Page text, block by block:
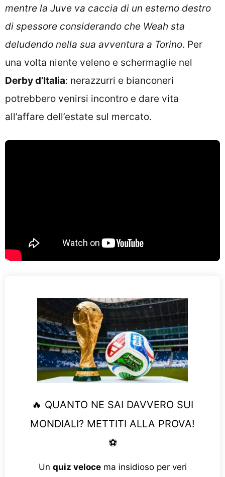
mentre la Juve va caccia di un esterno destro
di spessore considerando che Weah sta
deludendo nella sua avventura a Torino. Per
una volta niente veleno e schermaglie nel
Derby d’Italia: nerazzurri e bianconeri
potrebbero venirsi incontro e dare vita
all’affare dell’estate sul mercato.
🔥 QUANTO NE SAI DAVVERO SUI
MONDIALI? METTITI ALLA PROVA!
⚽
Un quiz velocema insidioso per veri